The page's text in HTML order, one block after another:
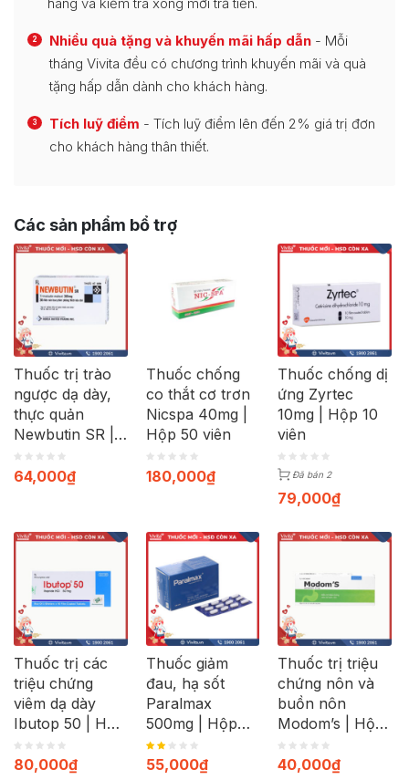
2 Nhiều quà tặng và khuyến mãi hấp dẫn - Mỗi
tháng Vivita đều có chương trình khuyến mãi và quà
tặng hấp dẫn dành cho khách hàng.
3 Tích luỹ điểm - Tích luỹ điểm lên đến 2% giá trị đơn
cho khách hàng thân thiết.
Các sản phẩm bổ trợ
Thuốc trị trào
ngược dạ dày,
thực quản
Newbutin SR |
Hộp 30 viên
64,000₫
Thuốc chống
co thắt cơ trơn
Nicspa 40mg |
Hộp 50 viên
180,000₫
Thuốc chống dị
ứng Zyrtec
10mg | Hộp 10
viên
Đã bán 2
79,000₫
Thuốc trị các
triệu chứng
viêm dạ dày
Ibutop 50 | Hộp
20 viên
80,000₫
Thuốc giảm
đau, hạ sốt
Paralmax
500mg | Hộp
120 viên
55,000₫
Thuốc trị triệu
chứng nôn và
buồn nôn
Modom’s | Hộp
100 viên
40,000₫